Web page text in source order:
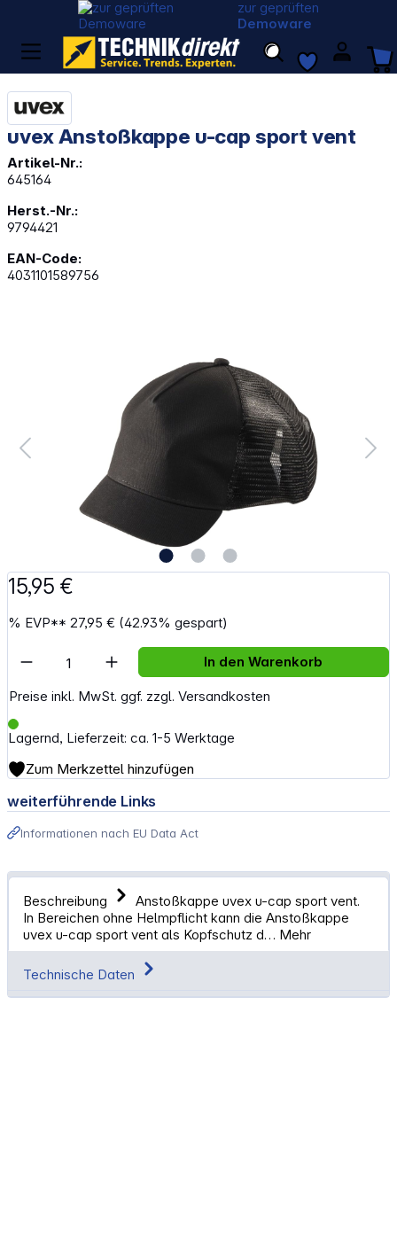
zur geprüften
Demoware
uvex Anstoßkappe u-cap sport vent
Artikel-Nr.:
645164
Herst.-Nr.:
9794421
EAN-Code:
4031101589756
15,95 €
% EVP**27,95 € (42.93% gespart)
Preise inkl. MwSt. ggf. zzgl. Versandkosten
Lagernd, Lieferzeit: ca. 1-5 Werktage
Artikel Anzahl: Gib den gewünschten
In den Warenkorb
Zum Merkzettel hinzufügen
weiterführende Links
Informationen nach EU Data Act
Beschreibung
Anstoßkappe uvex u-cap sport vent.
In Bereichen ohne Helmpflicht kann die Anstoßkappe
uvex u-cap sport vent als Kopfschutz d… Mehr
Technische Daten